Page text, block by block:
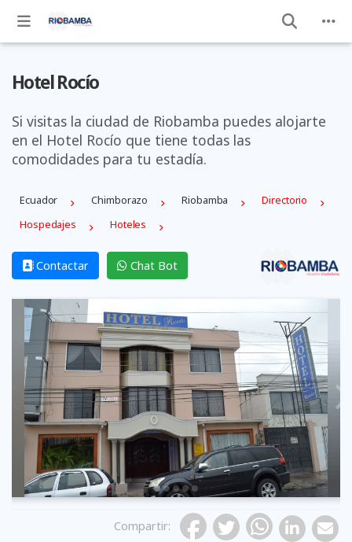
Hotel Rocío
Si visitas la ciudad de Riobamba puedes alojarte
en el Hotel Rocío que tiene todas las
comodidades para tu estadía.
Ecuador Chimborazo Riobamba
Directorio
Hospedajes
Hoteles
Contactar Chat Bot
Previous
Compartir: